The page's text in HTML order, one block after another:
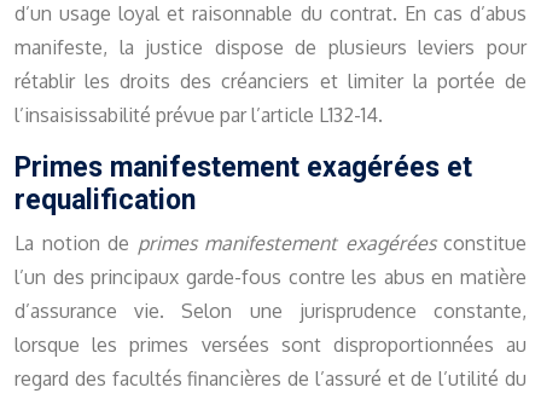
d’un usage loyal et raisonnable du contrat. En cas d’abus
manifeste, la justice dispose de plusieurs leviers pour
rétablir les droits des créanciers et limiter la portée de
l’insaisissabilité prévue par l’article L132-14.
Primes manifestement exagérées et
requalification
La notion de primes manifestement exagéréesconstitue
l’un des principaux garde-fous contre les abus en matière
d’assurance vie. Selon une jurisprudence constante,
lorsque les primes versées sont disproportionnées au
regard des facultés financières de l’assuré et de l’utilité du